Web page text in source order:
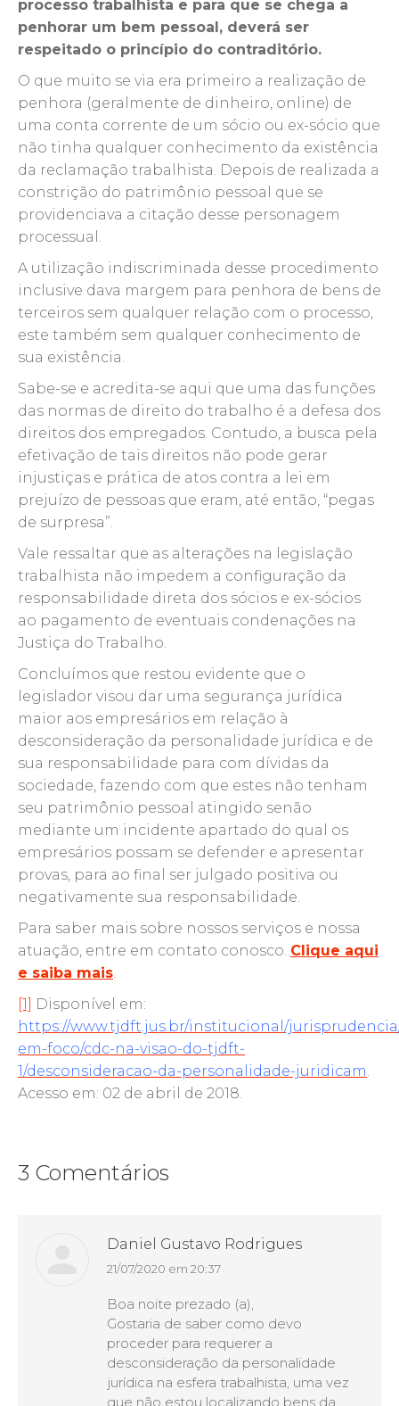
processo trabalhista e para que se chega a
penhorar um bem pessoal, deverá ser
respeitado o princípio do contraditório.
O que muito se via era primeiro a realização de
penhora (geralmente de dinheiro, online) de
uma conta corrente de um sócio ou ex-sócio que
não tinha qualquer conhecimento da existência
da reclamação trabalhista. Depois de realizada a
constrição do patrimônio pessoal que se
providenciava a citação desse personagem
processual.
A utilização indiscriminada desse procedimento
inclusive dava margem para penhora de bens de
terceiros sem qualquer relação com o processo,
este também sem qualquer conhecimento de
sua existência.
Sabe-se e acredita-se aqui que uma das funções
das normas de direito do trabalho é a defesa dos
direitos dos empregados. Contudo, a busca pela
efetivação de tais direitos não pode gerar
injustiças e prática de atos contra a lei em
prejuízo de pessoas que eram, até então, “pegas
de surpresa”.
Vale ressaltar que as alterações na legislação
trabalhista não impedem a configuração da
responsabilidade direta dos sócios e ex-sócios
ao pagamento de eventuais condenações na
Justiça do Trabalho.
Concluímos que restou evidente que o
legislador visou dar uma segurança jurídica
maior aos empresários em relação à
desconsideração da personalidade jurídica e de
sua responsabilidade para com dívidas da
sociedade, fazendo com que estes não tenham
seu patrimônio pessoal atingido senão
mediante um incidente apartado do qual os
empresários possam se defender e apresentar
provas, para ao final ser julgado positiva ou
negativamente sua responsabilidade.
Para saber mais sobre nossos serviços e nossa
atuação, entre em contato conosco. Clique aqui
e saiba mais.
[1] Disponível em:
https://www.tjdft.jus.br/institucional/
em-foco/cdc-na-visao-do-tjdft-
1/desconsideracao-da-personalidade-juridicam.
Acesso em: 02 de abril de 2018.
3 Comentários
Daniel Gustavo Rodrigues
disse:
21/07/2020 em 20:37
Boa noite prezado (a),
Gostaria de saber como devo
proceder para requerer a
desconsideração da personalidade
jurídica na esfera trabalhista, uma vez
que não estou localizando bens da